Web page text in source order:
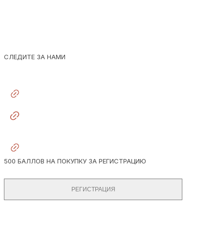
СЛЕДИТЕ ЗА НАМИ
500 БАЛЛОВ НА ПОКУПКУ ЗА РЕГИСТРАЦИЮ
РЕГИСТРАЦИЯ